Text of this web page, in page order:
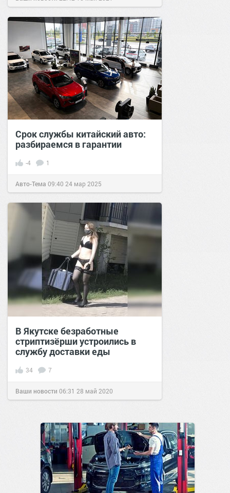
Срок службы китайский авто:
разбираемся в гарантии
-4 1
Авто-Тема 09:40 24 мар 2025
В Якутске безработные
стриптизёрши устроились в
службу доставки еды
34 7
Ваши новости 06:31 28 май 2020